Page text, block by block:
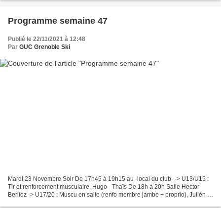
Programme semaine 47
Publié le 22/11/2021 à 12:48
Par GUC Grenoble Ski
Mardi 23 Novembre Soir De 17h45 à 19h15 au -local du club- -> U13/U15 :
Tir et renforcement musculaire, Hugo - Thaïs De 18h à 20h Salle Hector
Berlioz -> U17/20 : Muscu en salle (renfo membre jambe + proprio), Julien ->